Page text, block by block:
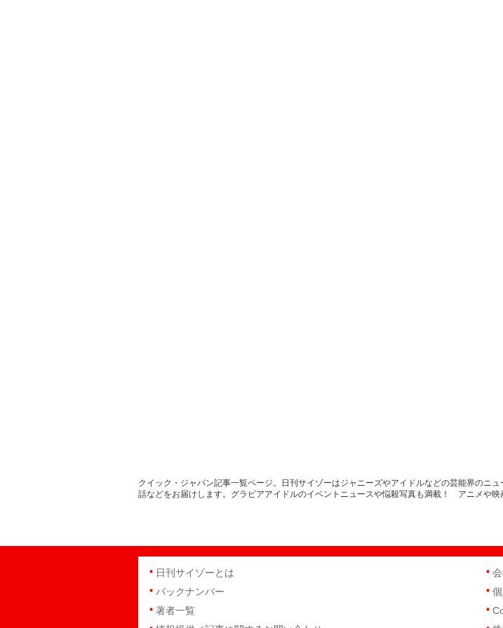
クイック・ジャパン記事一覧ページ。日刊サイゾーはジャニーズやアイドルなどの芸能界のニ
話などをお届けします。グラビアアイドルのイベントニュースや悩殺写真も満載！ アニメや映
日刊サイゾーとは
バックナンバー
著者一覧